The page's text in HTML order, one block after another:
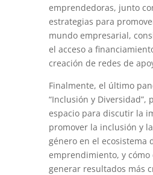
emprendedoras, junto
estrategias para
mundo empresarial,
el acceso a
creación de redes de
Finalmente, el último
“Inclusión y Diversidad”,
espacio para discutir la
promover la inclusión y
género en el ecosistema
emprendimiento, y cómo
generar resultados más